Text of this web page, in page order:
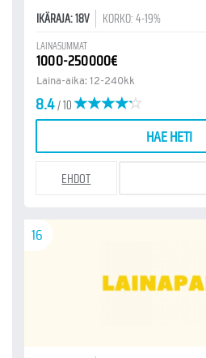
IKÄRAJA: 18V KORKO: 4-19%
LAINASUMMAT
1000-250000€
Laina-aika: 12-240kk
8.4/ 10
HAE HETI
EHDOT
16